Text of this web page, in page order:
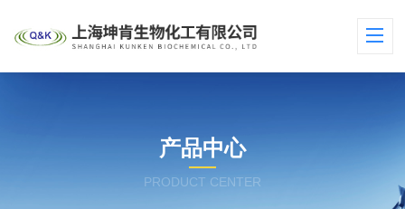
产品中心
PRODUCT CENTER